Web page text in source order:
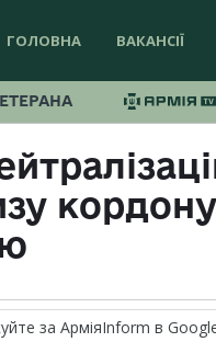
ГОЛОВНА ВАКАНСІЇ
за АрміяInform в